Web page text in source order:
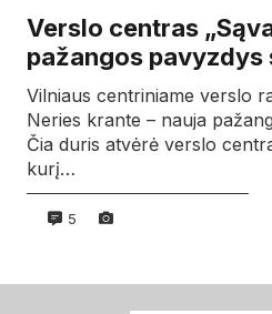
Verslo centras
pažangos pavyzdys
Vilniaus centriniame verslo
Neries krante – nauja
Čia duris atvėrė verslo
kurį…
5